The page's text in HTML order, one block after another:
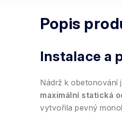
Popis
Instalace a
Nádrž k obetonování
maximální statická
vytvořila pevný